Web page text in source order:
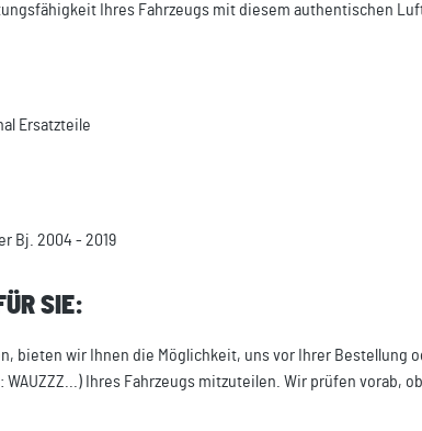
Ihres Fahrzeugs mit diesem authentischen
Ersatzteile
Bj. 2004 - 2019
SIE:
bieten wir Ihnen die Möglichkeit, uns vor Ihrer Bestellung
WAUZZZ...) Ihres Fahrzeugs mitzuteilen. Wir prüfen vorab,